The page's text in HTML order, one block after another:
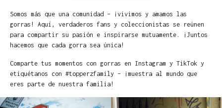
Somos más que una comunidad – ¡vivimos y amamos las
gorras! Aquí, verdaderos fans y coleccionistas se reúnen
para compartir su pasión e inspirarse mutuamente. ¡Juntos
hacemos que cada gorra sea única!
Comparte tus momentos con gorras en Instagram y TikTok y
etiquétanos con #topperzfamily – ¡muestra al mundo que
eres parte de nuestra familia!